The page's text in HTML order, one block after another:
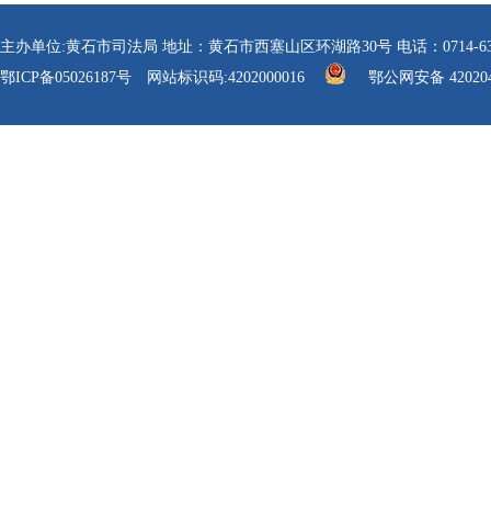
主办单位:黄石市司法局 地址：黄石市西塞山区环湖路30号 电话：0714-
鄂ICP备05026187号 网站标识码:4202000016 鄂公网安备